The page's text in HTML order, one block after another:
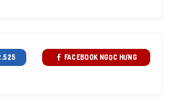
FACEBOOK NGỌC HƯNG